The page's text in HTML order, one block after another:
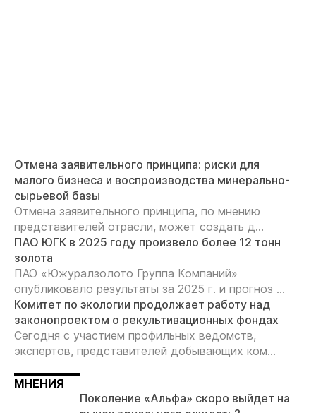
Отмена заявительного принципа: риски для
малого бизнеса и воспроизводства минерально-
сырьевой базы
Отмена заявительного принципа, по мнению
представителей отрасли, может создать д...
ПАО ЮГК в 2025 году произвело более 12 тонн
золота
ПАО «Южуралзолото Группа Компаний»
опубликовало результаты за 2025 г. и прогноз ...
Комитет по экологии продолжает работу над
законопроектом о рекультивационных фондах
Сегодня с участием профильных ведомств,
экспертов, представителей добывающих ком...
МНЕНИЯ
Поколение «Альфа» скоро выйдет на